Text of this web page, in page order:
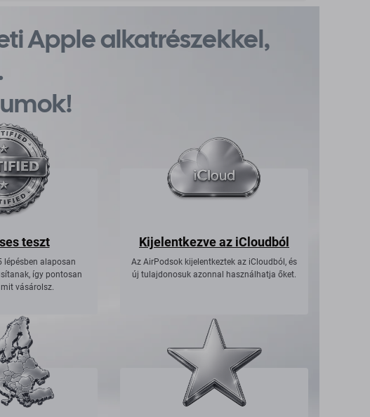
Apple alkatrészekkel,
teszt
lépésben alaposan
így pontosan
vásárolsz.
Kijelentkezve az iCloudból
Az AirPodsok kijelentkeztek az iCloudból, és
új tulajdonosuk azonnal használhatja őket.